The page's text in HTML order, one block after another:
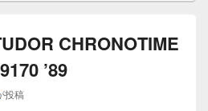
CHRONOTIME
’89
投稿